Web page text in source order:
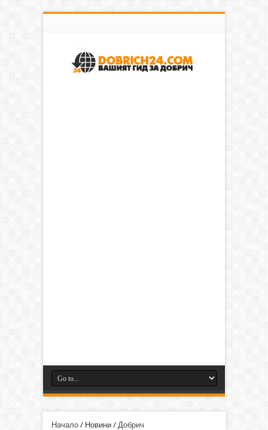
Начало/ Новини/ Добрич